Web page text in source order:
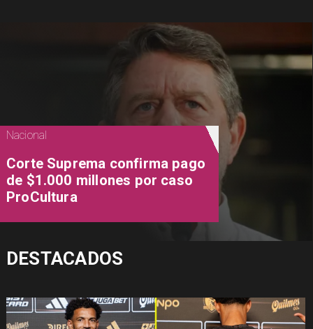
Nacional
Corte Suprema confirma pago
de $1.000 millones por caso
ProCultura
DESTACADOS